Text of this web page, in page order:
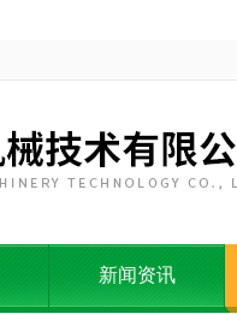
新闻资讯